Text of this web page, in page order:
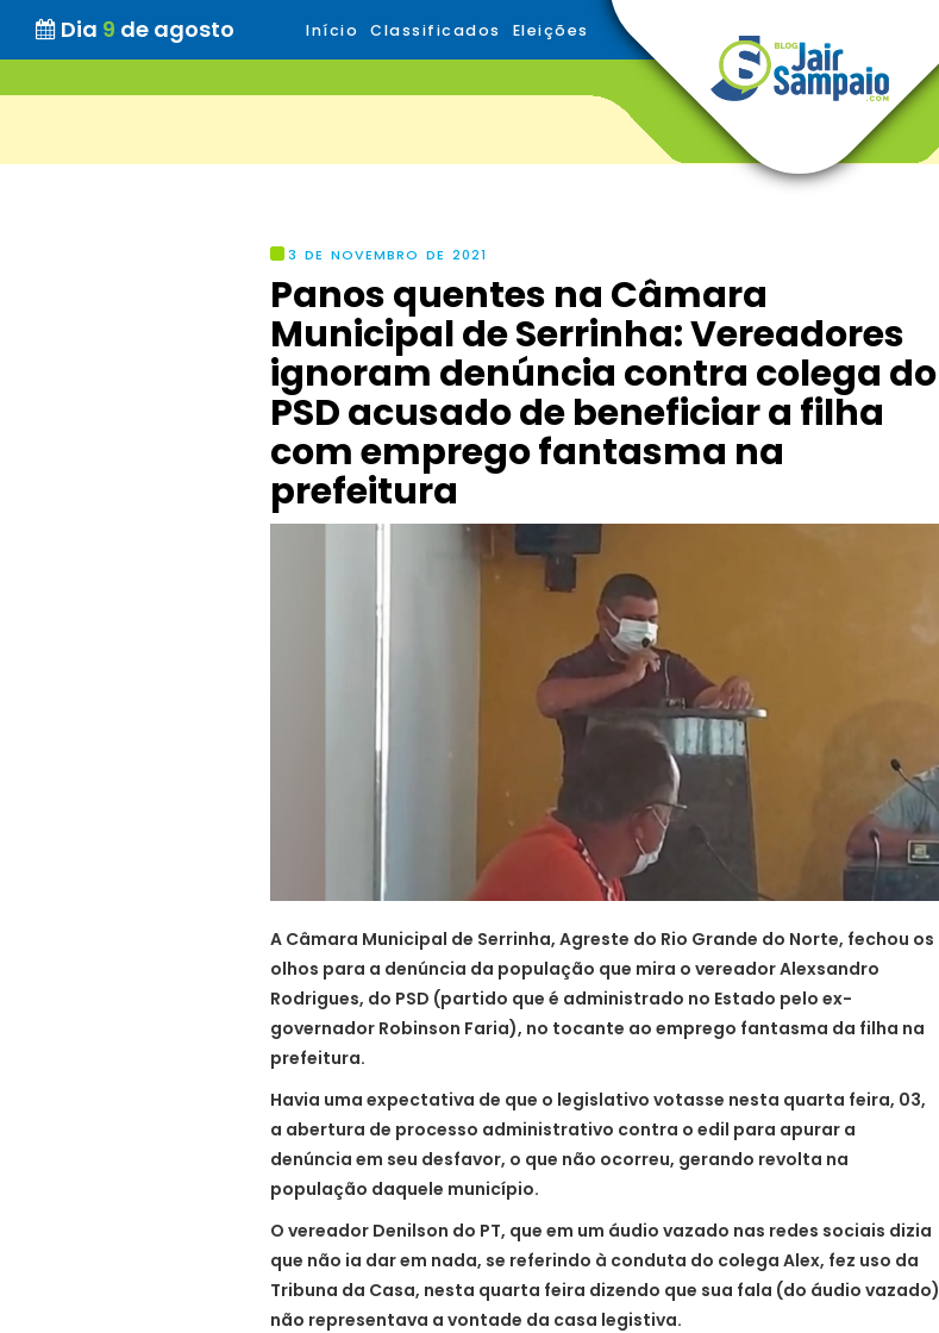
Dia 9 de agosto Início Classificados Eleições
3 DE NOVEMBRO DE 2021
Panos quentes na Câmara
Municipal de Serrinha: Vereadores
ignoram denúncia contra colega do
PSD acusado de beneficiar a filha
com emprego fantasma na
prefeitura
A Câmara Municipal de Serrinha, Agreste do Rio Grande do Norte, fechou os
olhos para a denúncia da população que mira o vereador Alexsandro
Rodrigues, do PSD (partido que é administrado no Estado pelo ex-
governador Robinson Faria), no tocante ao emprego fantasma da filha na
prefeitura.
Havia uma expectativa de que o legislativo votasse nesta quarta feira, 03,
a abertura de processo administrativo contra o edil para apurar a
denúncia em seu desfavor, o que não ocorreu, gerando revolta na
população daquele município.
O vereador Denilson do PT, que em um áudio vazado nas redes sociais dizia
que não ia dar em nada, se referindo à conduta do colega Alex, fez uso da
Tribuna da Casa, nesta quarta feira dizendo que sua fala (do áudio vazado)
não representava a vontade da casa legistiva.